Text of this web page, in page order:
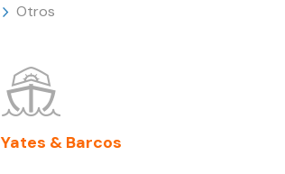
Otros
Yates & Barcos